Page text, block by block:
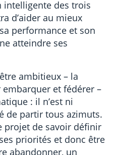
des trois
d’aider au mieux
performance et son
atteindre ses
ambitieux – la
et fédérer –
: il n’est ni
de partir tous azimuts.
projet de savoir définir
priorités et donc être
abandonner, un